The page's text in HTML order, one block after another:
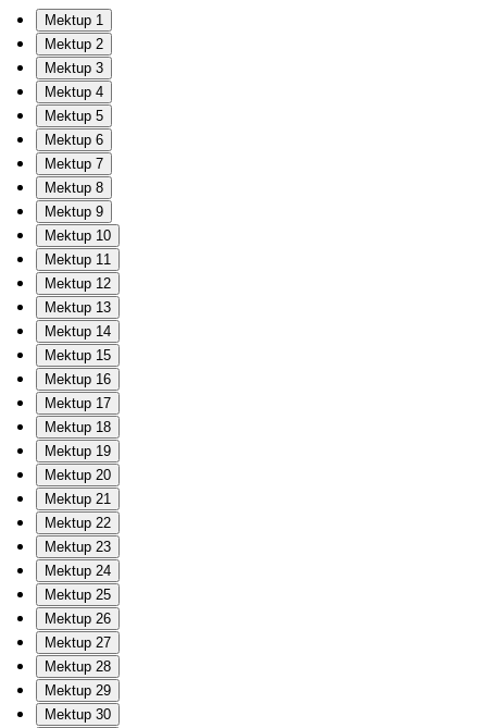
Mektup 1
Mektup 2
Mektup 3
Mektup 4
Mektup 5
Mektup 6
Mektup 7
Mektup 8
Mektup 9
Mektup 10
Mektup 11
Mektup 12
Mektup 13
Mektup 14
Mektup 15
Mektup 16
Mektup 17
Mektup 18
Mektup 19
Mektup 20
Mektup 21
Mektup 22
Mektup 23
Mektup 24
Mektup 25
Mektup 26
Mektup 27
Mektup 28
Mektup 29
Mektup 30